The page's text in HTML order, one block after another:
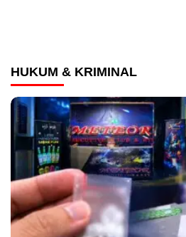
HUKUM & KRIMINAL